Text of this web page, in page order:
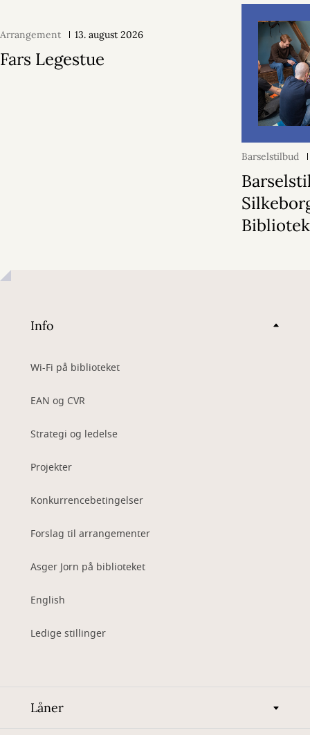
Arrangement 13. august 2026
Fars Legestue
Barselstilbud
Info
Wi-Fi på biblioteket
EAN og CVR
Strategi og ledelse
Projekter
Konkurrencebetingelser
Forslag til arrangementer
Asger Jorn på biblioteket
English
Ledige stillinger
Låner